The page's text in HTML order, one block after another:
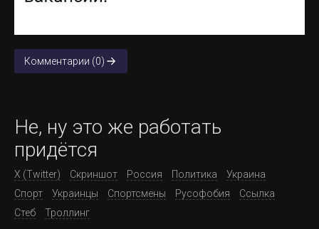
Комментарии (0)
Не, ну это же работать
придётся
X (Twitter) Скриншот Россия Политика
Украина
Спорт
Украинцы Спортсмены Русофобия
Ссылка
Стеб
Троллинг